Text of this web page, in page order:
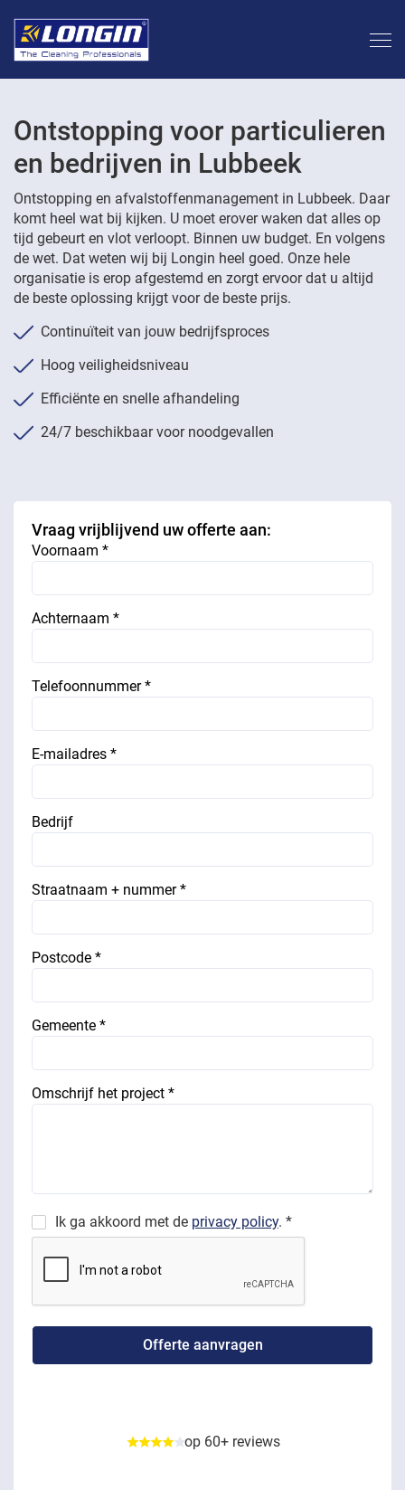
Ontstopping voor particulieren
en bedrijven in Lubbeek
Ontstopping en afvalstoffenmanagement in Lubbeek. Daar
komt heel wat bij kijken. U moet erover waken dat alles op
tijd gebeurt en vlot verloopt. Binnen uw budget. En volgens
de wet. Dat weten wij bij Longin heel goed. Onze hele
organisatie is erop afgestemd en zorgt ervoor dat u altijd
de beste oplossing krijgt voor de beste prijs.
Continuïteit van jouw bedrijfsproces
Hoog veiligheidsniveau
Efficiënte en snelle afhandeling
24/7 beschikbaar voor noodgevallen
Vraag vrijblijvend uw offerte aan:
Voornaam *
Achternaam *
Telefoonnummer *
E-mailadres *
Bedrijf
Straatnaam + nummer *
Postcode *
Gemeente *
Omschrijf het project *
Ik ga akkoord met de privacy policy. *
op 60+ reviews